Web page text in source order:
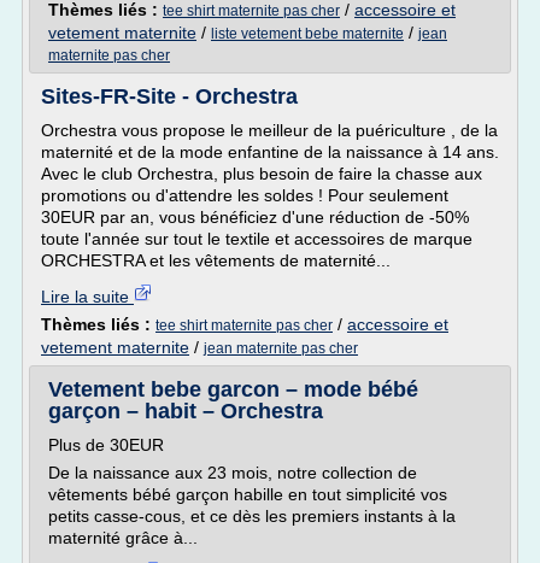
Thèmes liés : tee shirt maternite pas cher / accessoire et
vetement maternite / liste vetement bebe maternite / jean
maternite pas cher
Sites-FR-Site - Orchestra
Orchestra vous propose le meilleur de la puériculture , de la
maternité et de la mode enfantine de la naissance à 14 ans.
Avec le club Orchestra, plus besoin de faire la chasse aux
promotions ou d'attendre les soldes ! Pour seulement
30EUR par an, vous bénéficiez d'une réduction de -50%
toute l'année sur tout le textile et accessoires de marque
ORCHESTRA et les vêtements de maternité...
Lire la suite
Thèmes liés : tee shirt maternite pas cher / accessoire et
vetement maternite / jean maternite pas cher
Vetement bebe garcon – mode bébé
garçon – habit – Orchestra
Plus de 30EUR
De la naissance aux 23 mois, notre collection de
vêtements bébé garçon habille en tout simplicité vos
petits casse-cous, et ce dès les premiers instants à la
maternité grâce à...